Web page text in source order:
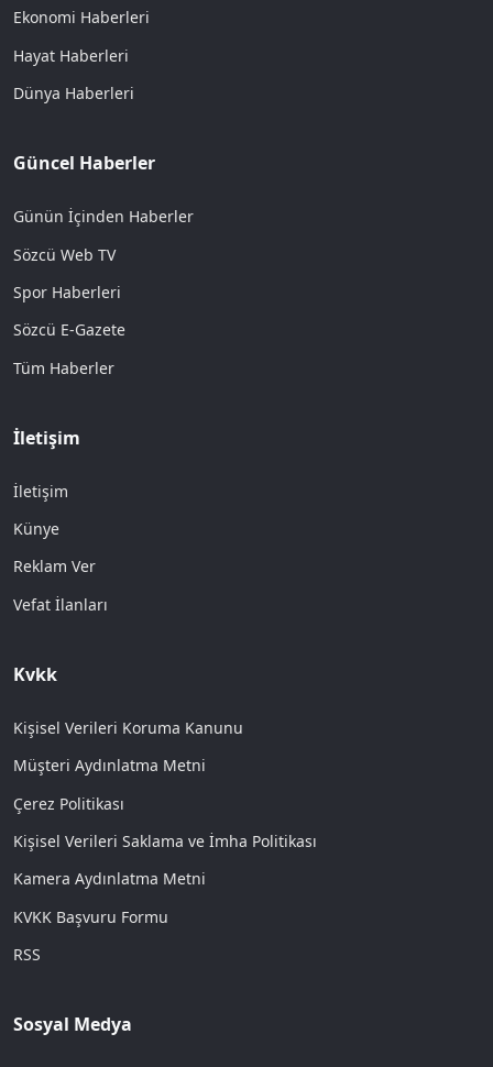
Ekonomi Haberleri
Hayat Haberleri
Dünya Haberleri
Güncel Haberler
Günün İçinden Haberler
Sözcü Web TV
Spor Haberleri
Sözcü E-Gazete
Tüm Haberler
İletişim
İletişim
Künye
Reklam Ver
Vefat İlanları
Kvkk
Kişisel Verileri Koruma Kanunu
Müşteri Aydınlatma Metni
Çerez Politikası
Kişisel Verileri Saklama ve İmha Politikası
Kamera Aydınlatma Metni
KVKK Başvuru Formu
RSS
Sosyal Medya